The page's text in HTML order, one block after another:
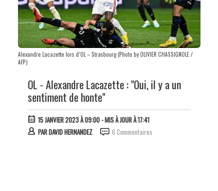
Alexandre Lacazette lors d’OL – Strasbourg (Photo by OLIVIER CHASSIGNOLE /
AFP)
OL - Alexandre Lacazette : "Oui, il y a un
sentiment de honte"
15 JANVIER 2023 À 09:00- MIS À JOUR À 17:41
PARDAVID HERNANDEZ 6 Commentaires